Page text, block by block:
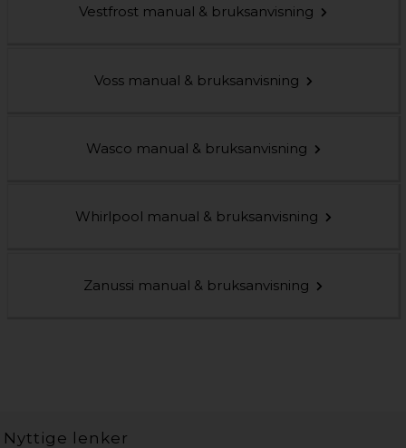
Vestfrost manual & bruksanvisning
Voss manual & bruksanvisning
Wasco manual & bruksanvisning
Whirlpool manual & bruksanvisning
Zanussi manual & bruksanvisning
Nyttige lenker